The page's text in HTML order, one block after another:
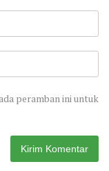
peramban ini untuk